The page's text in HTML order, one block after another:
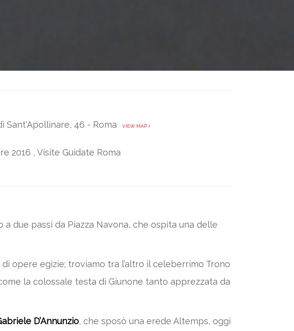
Sant'Apollinare, 46 - Roma VIEW MAP
2016 ,Visite Guidate Roma
due passi da Piazza Navona, che ospita una delle
opere egizie; troviamo tra l’altro il celeberrimo Trono
la colossale testa di Giunone tanto apprezzata da
D’Annunzio, che sposò una erede Altemps, oggi